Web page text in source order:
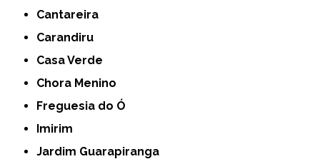
Cantareira
Carandiru
Casa Verde
Chora Menino
Freguesia do Ó
Imirim
Jardim Guarapiranga